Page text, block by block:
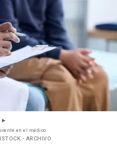
en el médico
- ARCHIVO